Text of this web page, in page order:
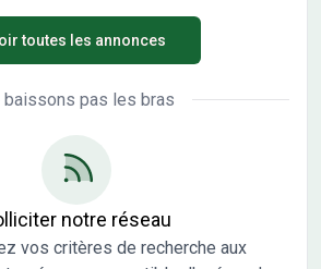
toutes les annonces
baissons pas les bras
notre réseau
vos critères de recherche aux